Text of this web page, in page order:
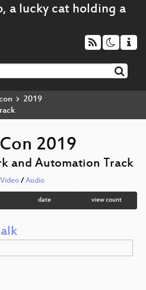
2019
2019
and Automation Track
Video / Audio
date view count